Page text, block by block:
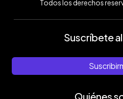
Todos los derechos
Suscríbete
Quiénes